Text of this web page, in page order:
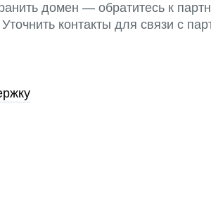
домен — обратитесь к
контакты для связи с